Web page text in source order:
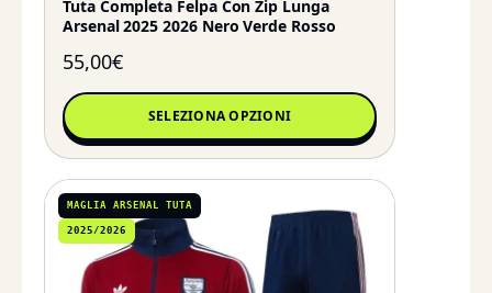
Tuta Completa Felpa Con Zip Lunga
Arsenal 2025 2026 Nero Verde Rosso
55,00€
SELEZIONA OPZIONI
MAGLIA ARSENAL TUTA
2025/2026